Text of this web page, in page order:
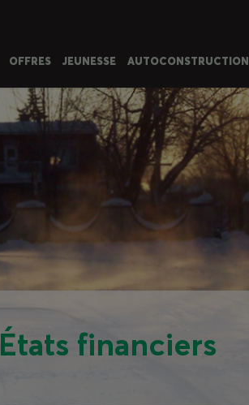
OFFRES JEUNESSE AUTOCONSTRUCTION
États financiers